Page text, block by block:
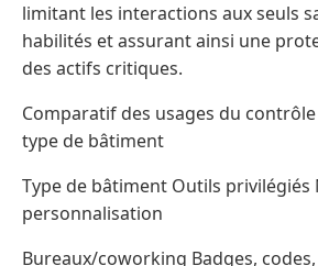
limitant les interactions aux seuls
habilités et assurant ainsi une
des actifs critiques.
Comparatif des usages du contrôle
type de bâtiment
Type de bâtiment Outils privilégiés
personnalisation
Bureaux/coworking Badges,